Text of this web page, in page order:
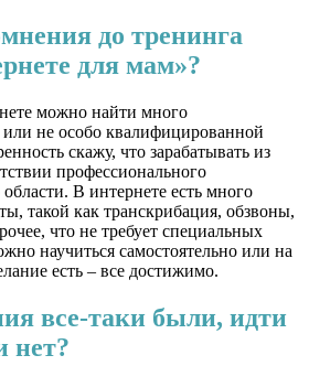
до тренинга
для мам»?
можно найти много
не особо квалифицированной
скажу, что зарабатывать из
профессионального
В интернете есть много
такой как транскрибация, обзвоны,
что не требует специальных
научиться самостоятельно или на
есть – все достижимо.
все-таки были, идти
нет?